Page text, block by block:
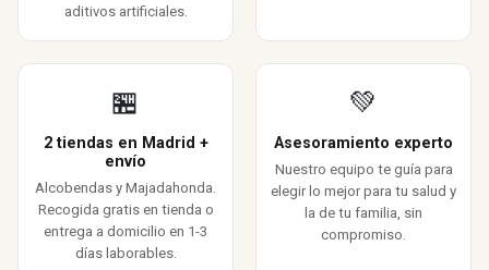
aditivos artificiales.
🏪
2 tiendas en Madrid +
envío
Alcobendas y Majadahonda.
Recogida gratis en tienda o
entrega a domicilio en 1-3
días laborables.
💚
Asesoramiento experto
Nuestro equipo te guía para
elegir lo mejor para tu salud y
la de tu familia, sin
compromiso.